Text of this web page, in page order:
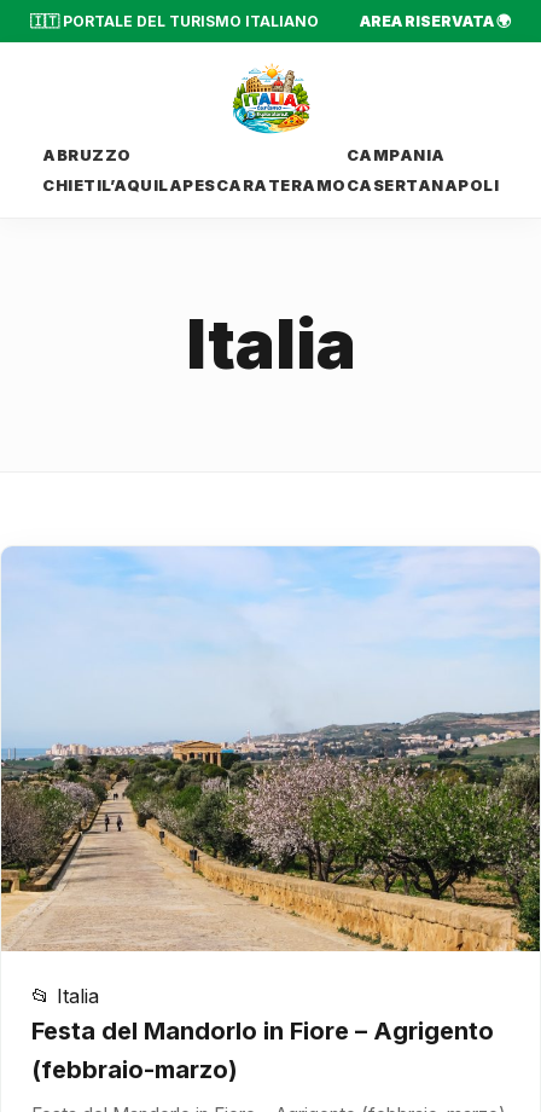
🇮🇹 PORTALE DEL TURISMO ITALIANO AREA RISERVATA 🌍
ABRUZZO
CHIETIL’AQUILAPESCARA TERAMO
CAMPANIA
CASERTANAPOLI
Italia
📂 Italia
Festa del Mandorlo in Fiore – Agrigento
(febbraio-marzo)